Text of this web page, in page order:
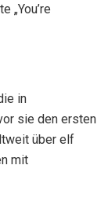
„You’re
in
sie den ersten
über elf
mit